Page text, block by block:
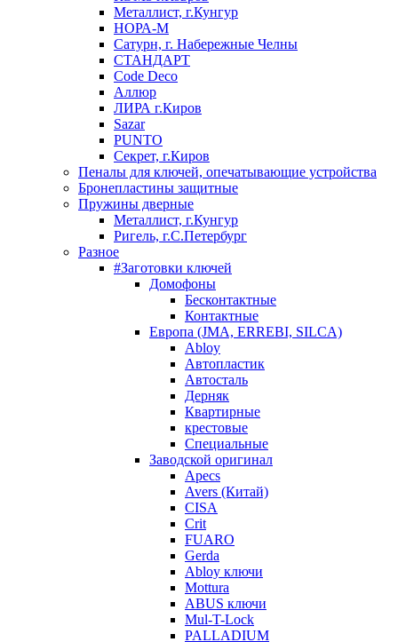
Металлист, г.Кунгур
НОРА-М
Сатурн, г. Набережные Челны
СТАНДАРТ
Code Deco
Аллюр
ЛИРА г.Киров
Sazar
PUNTO
Секрет, г.Киров
Пеналы для ключей, опечатывающие устройства
Бронепластины защитные
Пружины дверные
Металлист, г.Кунгур
Ригель, г.С.Петербург
Разное
#Заготовки ключей
Домофоны
Бесконтактные
Контактные
Европа (JMA, ERREBI, SILCA)
Abloy
Автопластик
Автосталь
Дерняк
Квартирные
крестовые
Специальные
Заводской оригинал
Apecs
Avers (Китай)
CISA
Crit
FUARO
Gerda
Abloy ключи
Mottura
ABUS ключи
Mul-T-Lock
PALLADIUM